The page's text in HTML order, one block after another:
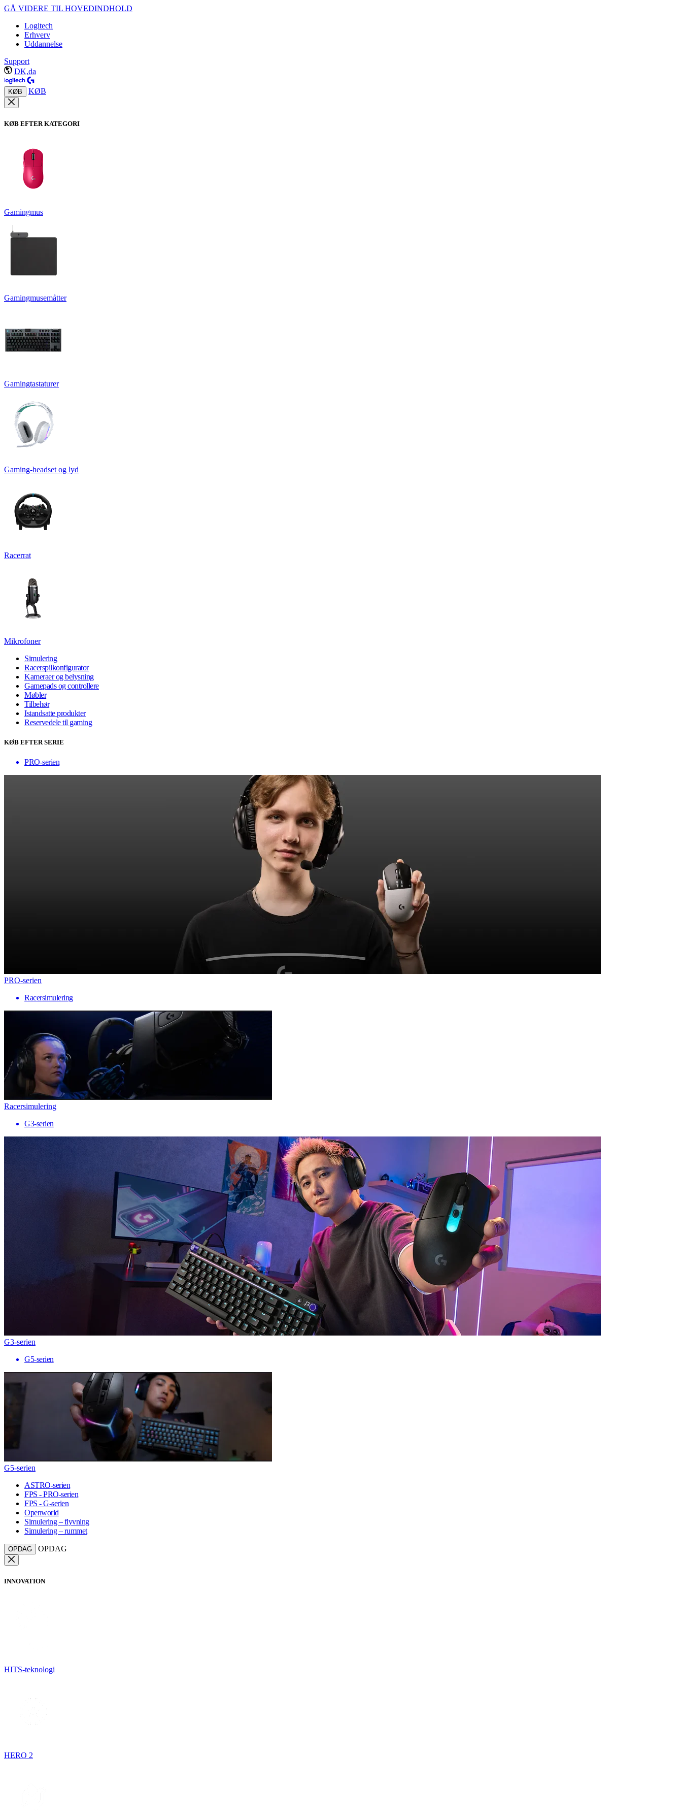
GÅ VIDERE TIL HOVEDINDHOLD
Logitech
Erhverv
Uddannelse
Support
DK,da
KØB KØB
KØB EFTER KATEGORI
Gamingmus
Gamingmusemåtter
Gamingtastaturer
Gaming-headset og lyd
Racerrat
Mikrofoner
Simulering
Racerspilkonfigurator
Kameraer og belysning
Gamepads og controllere
Møbler
Tilbehør
Istandsatte produkter
Reservedele til gaming
KØB EFTER SERIE
PRO-serien
PRO-serien
Racersimulering
Racersimulering
G3-serien
G3-serien
G5-serien
G5-serien
ASTRO-serien
FPS - PRO-serien
FPS - G-serien
Openworld
Simulering – flyvning
Simulering – rummet
OPDAG OPDAG
INNOVATION
HITS-teknologi
HERO 2